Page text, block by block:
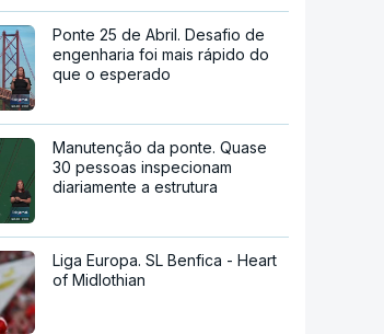
Ponte 25 de Abril. Desafio de
engenharia foi mais rápido do
que o esperado
Manutenção da ponte. Quase
30 pessoas inspecionam
diariamente a estrutura
Liga Europa. SL Benfica - Heart
of Midlothian